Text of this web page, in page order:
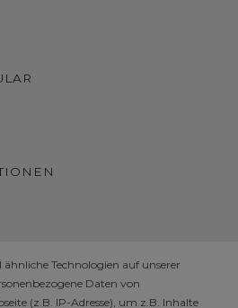
Technologien auf unserer
Daten von
(z.B. IP-Adresse), um z.B. Inhalte